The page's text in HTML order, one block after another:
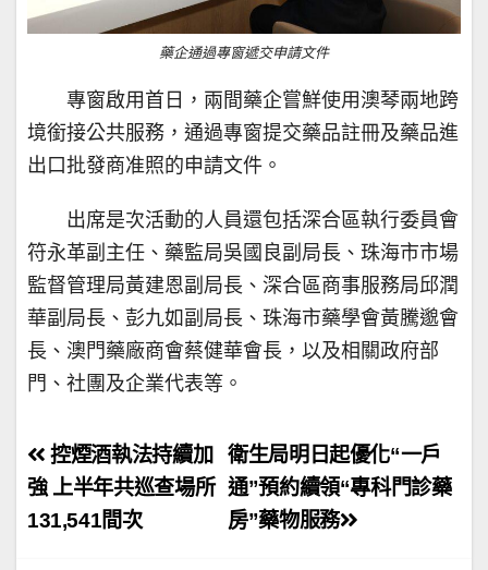
藥企通過專窗遞交申請文件
專窗啟用首日，兩間藥企嘗鮮使用澳琴兩地跨
境銜接公共服務，通過專窗提交藥品註冊及藥品進
出口批發商准照的申請文件。
出席是次活動的人員還包括深合區執行委員會
符永革副主任、藥監局吳國良副局長、珠海市市場
監督管理局黃建恩副局長、深合區商事服務局邱潤
華副局長、彭九如副局長、珠海市藥學會黃騰邈會
長、澳門藥廠商會蔡健華會長，以及相關政府部
門、社團及企業代表等。
文
章
導
衛生局明日起優化“一戶
通”預約續領“專科門診藥
房”藥物服務
控煙酒執法持續加
強 上半年共巡查場所
131,541間次